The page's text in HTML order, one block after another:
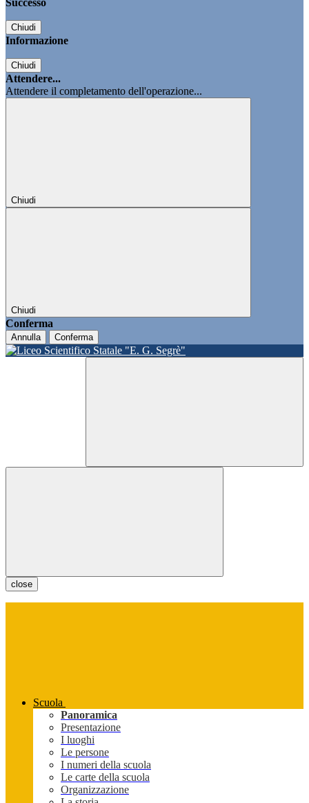
Successo
Chiudi
Informazione
Chiudi
Attendere...
Attendere il completamento dell'operazione...
Chiudi
Chiudi
Conferma
Annulla Conferma
close
Scuola
Panoramica
Presentazione
I luoghi
Le persone
I numeri della scuola
Le carte della scuola
Organizzazione